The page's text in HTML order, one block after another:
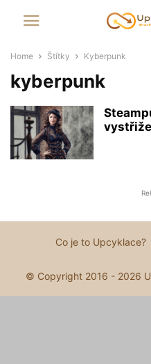
Home Štítky Kyberpunk
kyberpunk
Co je to Upcyklace?
© Copyright 2016 - 2026